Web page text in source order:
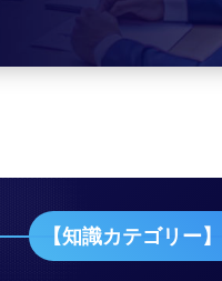
【知識カテゴリー】